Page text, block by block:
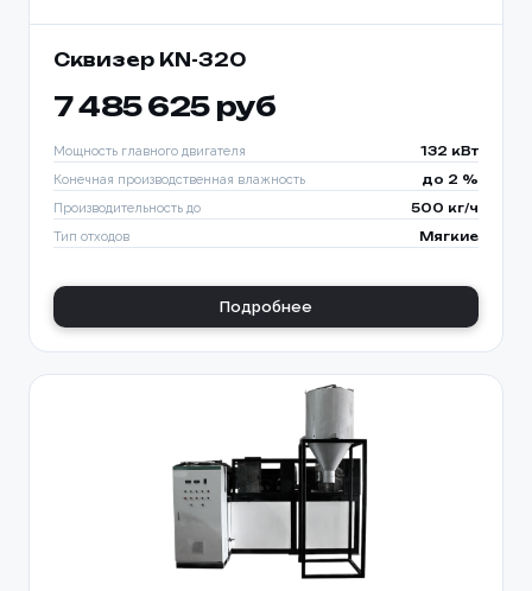
Сквизер KN-320
7 485 625 руб
Мощность главного двигателя 132 кВт
Конечная производственная влажность до 2 %
Производительность до 500 кг/ч
Тип отходов Мягкие
Подробнее